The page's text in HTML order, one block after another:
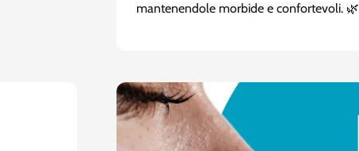
mantenendole morbide e confortevoli. 🌿